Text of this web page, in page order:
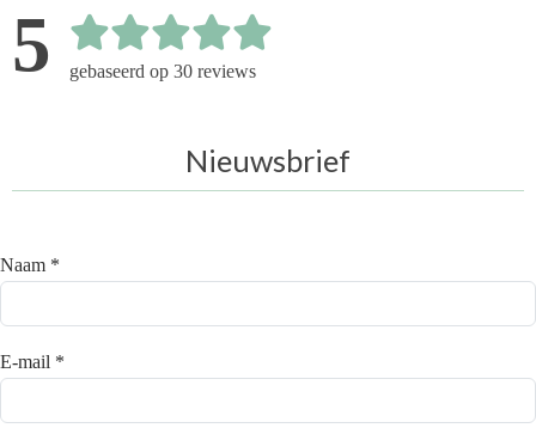
5 gebaseerd op 30 reviews
Nieuwsbrief
Naam *
E-mail *